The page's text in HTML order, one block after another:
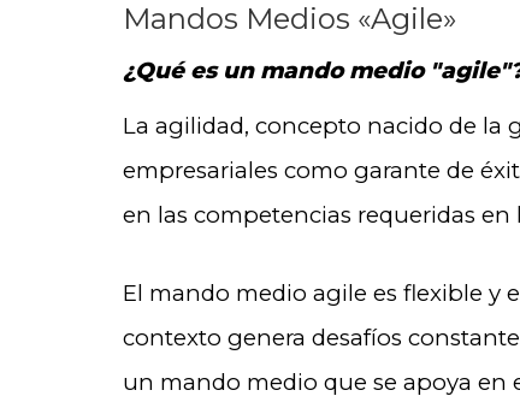
Mandos Medios «Agile»
¿Qué es un mando medio
La agilidad, concepto nacido de la
empresariales como garante de
en las competencias requeridas en
El mando medio agile es flexible y
contexto genera desafíos
un mando medio que se apoya en